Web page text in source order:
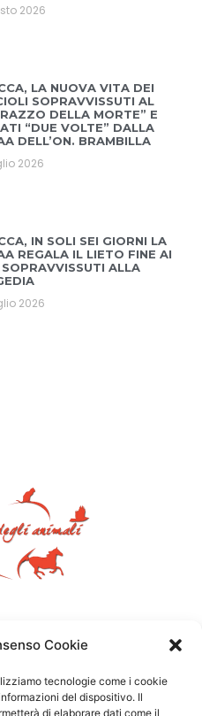
Cookie
tecnologie come i cookie
del dispositivo. Il
di elaborare dati come il
2026
LA NUOVA VITA DEI
SOPRAVVISSUTI AL
DELLA MORTE” E
“DUE VOLTE” DALLA
DELL’ON. BRAMBILLA
2026
IN SOLI SEI GIORNI LA
REGALA IL LIETO FINE AI
SOPRAVVISSUTI ALLA
2026